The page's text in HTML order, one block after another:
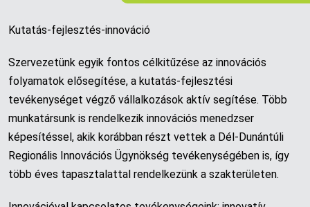
Kutatás-fejlesztés-innováció
Szervezetünk egyik fontos célkitűzése az innovációs
folyamatok elősegítése, a kutatás-fejlesztési
tevékenységet végző vállalkozások aktív segítése. Több
munkatársunk is rendelkezik innovációs menedzser
képesítéssel, akik korábban részt vettek a Dél-Dunántúli
Regionális Innovációs Ügynökség tevékenységében is, így
több éves tapasztalattal rendelkezünk a szakterületen.